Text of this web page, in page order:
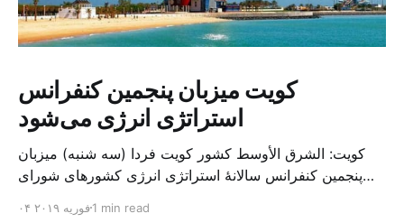
کویت میزبان پنجمین کنفرانس
استراتژی انرژی می‌شود
کویت: الشرق الأوسط کشور کویت فردا (سه شنبه) میزبان
پنجمین کنفرانس سالانهٔ استراتژی انرژی کشورهای شورای
متخصص از شرکت‌های جهانی نفت و گاز در این کنفرانس
۰۴ فوریه ۲۰۱۹1 min read